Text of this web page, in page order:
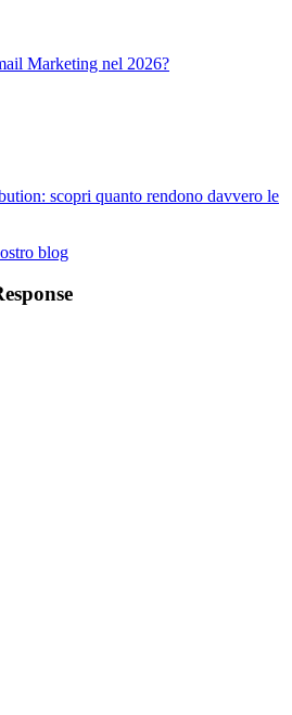
Marketing nel 2026?
scopri quanto rendono davvero le
blog